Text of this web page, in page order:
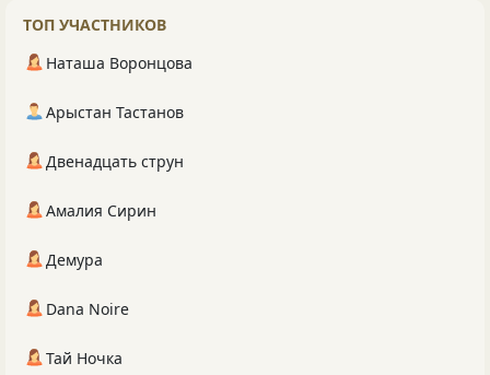
ТОП УЧАСТНИКОВ
Наташа Воронцова
Арыстан Тастанов
Двенадцать струн
Амалия Сирин
Демура
Dana Noire
Тай Ночка